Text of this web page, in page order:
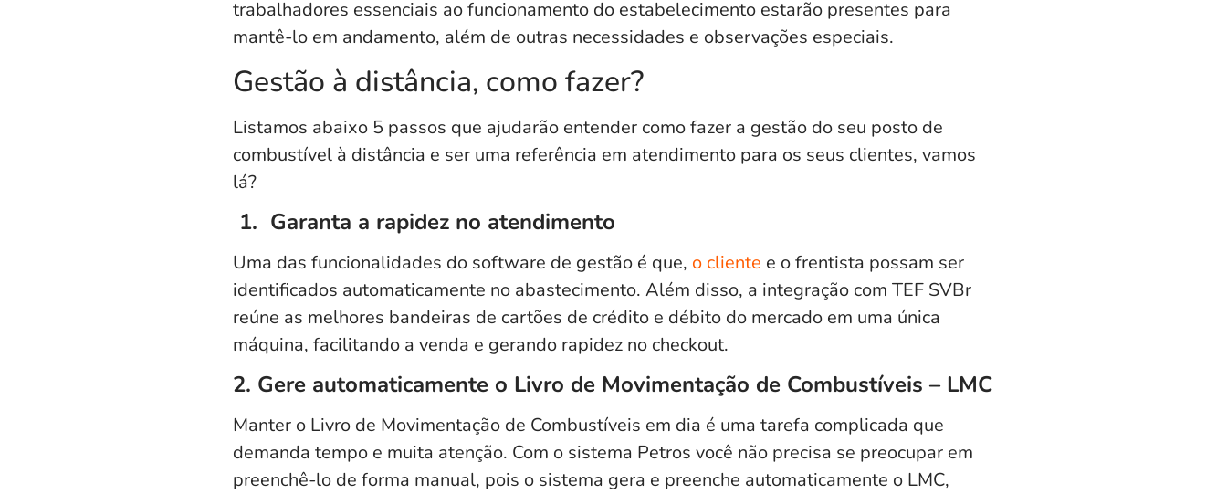
trabalhadores essenciais ao funcionamento do estabelecimento estarão presentes para
mantê-lo em andamento, além de outras necessidades e observações especiais.
Gestão à distância, como fazer?
Listamos abaixo 5 passos que ajudarão entender como fazer a gestão do seu posto de
combustível à distância e ser uma referência em atendimento para os seus clientes, vamos
lá?
1. Garanta a rapidez no atendimento
Uma das funcionalidades do software de gestão é que, o cliente e o frentista possam ser
identificados automaticamente no abastecimento. Além disso, a integração com TEF SVBr
reúne as melhores bandeiras de cartões de crédito e débito do mercado em uma única
máquina, facilitando a venda e gerando rapidez no checkout.
2. Gere automaticamente o Livro de Movimentação de Combustíveis – LMC
Manter o Livro de Movimentação de Combustíveis em dia é uma tarefa complicada que
demanda tempo e muita atenção. Com o sistema Petros você não precisa se preocupar em
preenchê-lo de forma manual, pois o sistema gera e preenche automaticamente o LMC,